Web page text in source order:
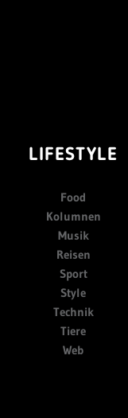
LIFESTYLE
Food
Kolumnen
Musik
Reisen
Sport
Style
Technik
Tiere
Web